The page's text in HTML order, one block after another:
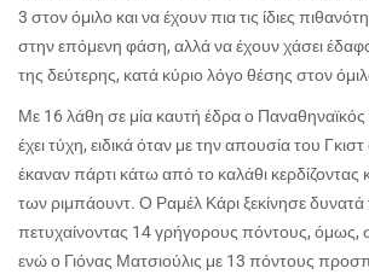
3 στον όμιλο και να έχουν πια τις ίδιες
στην επόμενη φάση, αλλά να έχουν χάσει
της δεύτερης, κατά κύριο λόγο θέσης στον
Με 16 λάθη σε μία καυτή έδρα ο
έχει τύχη, ειδικά όταν με την απουσία του
έκαναν πάρτι κάτω από το καλάθι κερδίζοντας
των ριμπάουντ. Ο Ραμέλ Κάρι ξεκίνησε δυνατά
πετυχαίνοντας 14 γρήγορους πόντους, όμως,
ενώ ο Γιόνας Ματσιούλις με 13 πόντους